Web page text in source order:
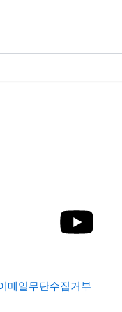
메일무단수집거부